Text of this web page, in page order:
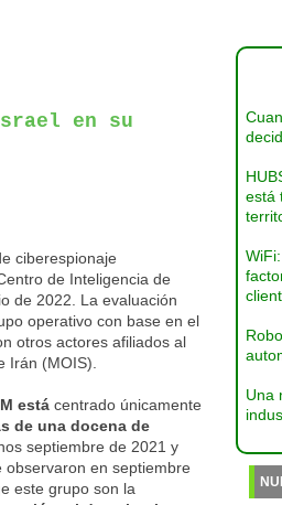
en su
ciberespionaje
de Inteligencia de
de 2022. La evaluación
operativo con base en el
otros actores afiliados al
Irán (MOIS).
estácentrado únicamente
de una docena de
septiembre de 2021 y
observaron en septiembre
este grupo son la
está
Una